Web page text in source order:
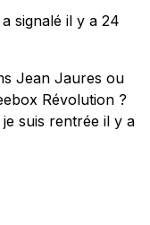
signalé il y a 24
Jean Jaures ou
Révolution ?
suis rentrée il y a